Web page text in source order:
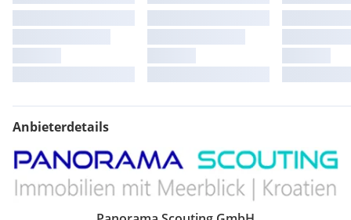
Anbieterdetails